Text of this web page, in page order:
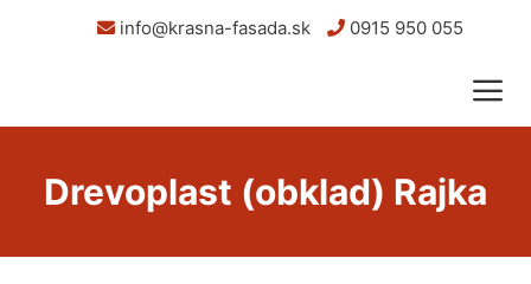
info@krasna-fasada.sk 0915 950 055
Drevoplast (obklad) Rajka